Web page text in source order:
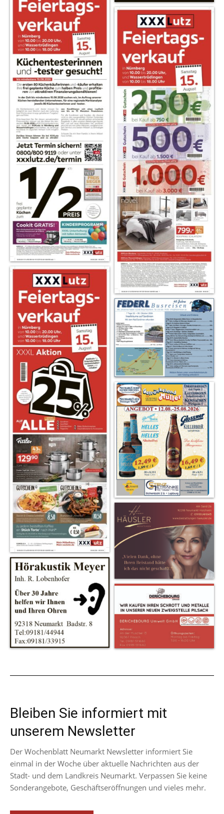
Bleiben Sie informiert mit
unserem Newsletter
Der Wochenblatt Neumarkt Newsletter informiert Sie
einmal in der Woche über aktuelle Nachrichten aus der
Stadt- und dem Landkreis Neumarkt. Verpassen Sie keine
Sonderangebote, Geschäftseröffnungen und vieles mehr.